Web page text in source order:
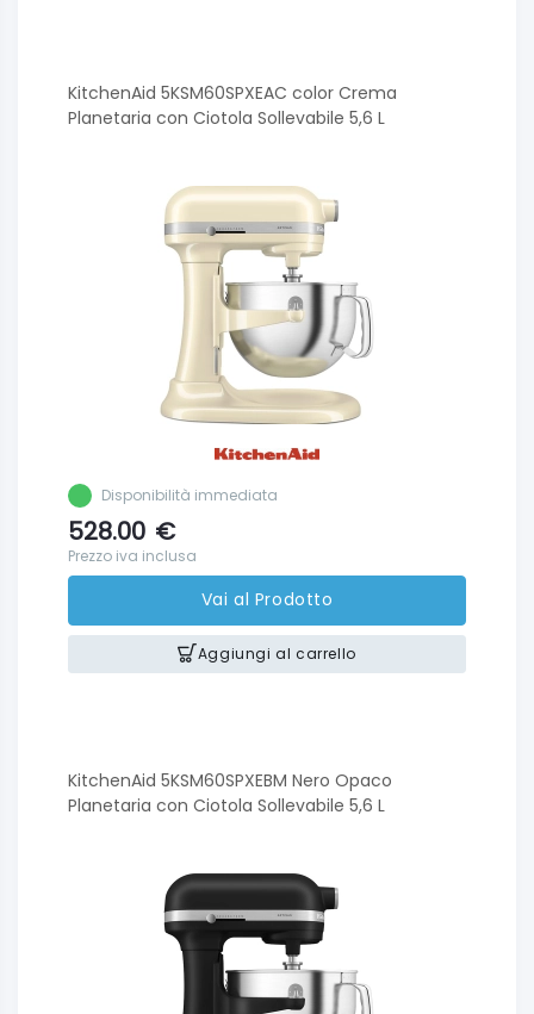
KitchenAid 5KSM60SPXEAC color Crema
Planetaria con Ciotola Sollevabile 5,6 L
Disponibilità immediata
528.00 €
Prezzo iva inclusa
Vai al Prodotto
Aggiungi al carrello
KitchenAid 5KSM60SPXEBM Nero Opaco
Planetaria con Ciotola Sollevabile 5,6 L